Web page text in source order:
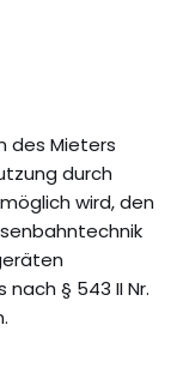
des Mieters
durch
wird, den
§ 543 II Nr.